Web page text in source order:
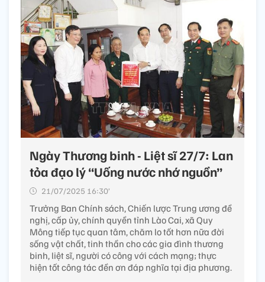
Ngày Thương binh - Liệt sĩ 27/7: Lan
tỏa đạo lý “Uống nước nhớ nguồn”
21/07/2025 16:30’
Trưởng Ban Chính sách, Chiến lược Trung ương đề
nghị, cấp ủy, chính quyền tỉnh Lào Cai, xã Quy
Mông tiếp tục quan tâm, chăm lo tốt hơn nữa đời
sống vật chất, tinh thần cho các gia đình thương
binh, liệt sĩ, người có công với cách mạng; thực
hiện tốt công tác đền ơn đáp nghĩa tại địa phương.